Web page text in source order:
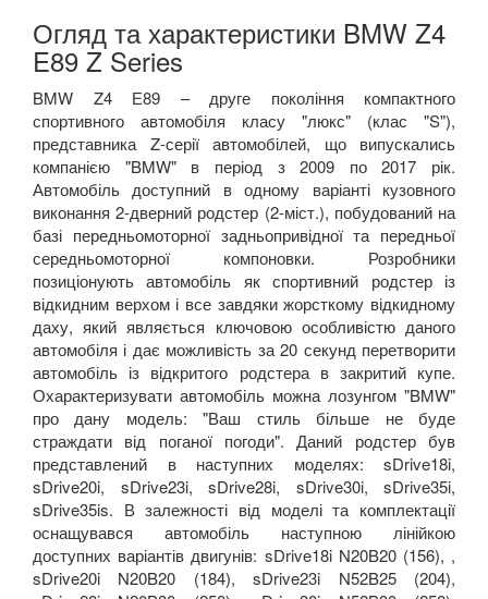
Огляд та характеристики BMW Z4
E89 Z Series
BMW Z4 Е89 – друге покоління компактного
спортивного автомобіля класу "люкс" (клас "S"),
представника Z-серії автомобілей, що випускались
компанією "BMW" в період з 2009 по 2017 рік.
Автомобіль доступний в одному варіанті кузовного
виконання 2-дверний родстер (2-міст.), побудований на
базі передньомоторної задньопривідної та передньої
середньомоторної компоновки. Розробники
позиціонують автомобіль як спортивний родстер із
відкидним верхом і все завдяки жорсткому відкидному
даху, який являється ключовою особливістю даного
автомобіля і дає можливість за 20 секунд перетворити
автомобіль із відкритого родстера в закритий купе.
Охарактеризувати автомобіль можна лозунгом "BMW"
про дану модель: "Ваш стиль більше не буде
страждати від поганої погоди". Даний родстер був
представлений в наступних моделях: sDrive18i,
sDrive20i, sDrive23i, sDrive28i, sDrive30i, sDrive35i,
sDrive35is. В залежності від моделі та комплектації
оснащувався автомобіль наступною лінійкою
доступних варіантів двигунів: sDrive18i N20B20 (156), ,
sDrive20i N20B20 (184), sDrive23i N52B25 (204),